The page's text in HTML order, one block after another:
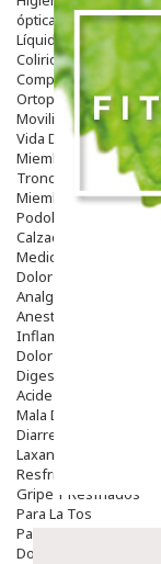
óptica
Líquidos Lentillas
Colirios
Complementos
Ortopedia - Accesorios
Movilidad
Vida Diaria
Miembro Superior
Tronco
Miembro Inferior
Podología
Calzado
Medicamentos
Dolor E Inflamación
Analgésicos
Anestésicos
Inflamación
Dolor Muscular /
Digestivo
Acidez, Gases Y
Mala Digestion
Diarrea /
Laxantes
Resfriados
Gripe Y Resfriados
Para La Tos
Para
Dolor De Garganta